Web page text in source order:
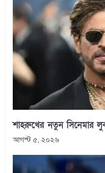
শাহরুখের নতুন সিনেমার
আগস্ট ৫, ২০২৬